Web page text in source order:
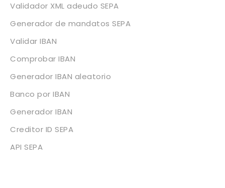
Validador XML adeudo SEPA
Generador de mandatos SEPA
Validar IBAN
Comprobar IBAN
Generador IBAN aleatorio
Banco por IBAN
Generador IBAN
Creditor ID SEPA
API SEPA